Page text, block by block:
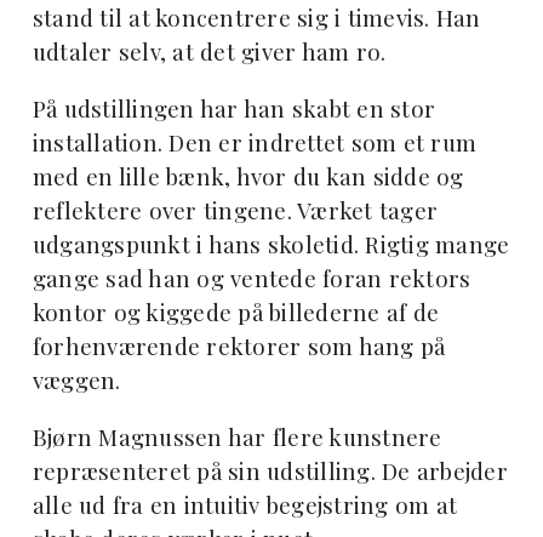
stand til at koncentrere sig i timevis. Han
udtaler selv, at det giver ham ro.
På udstillingen har han skabt en stor
installation. Den er indrettet som et rum
med en lille bænk, hvor du kan sidde og
reflektere over tingene. Værket tager
udgangspunkt i hans skoletid. Rigtig mange
gange sad han og ventede foran rektors
kontor og kiggede på billederne af de
forhenværende rektorer som hang på
væggen.
Bjørn Magnussen har flere kunstnere
repræsenteret på sin udstilling. De arbejder
alle ud fra en intuitiv begejstring om at